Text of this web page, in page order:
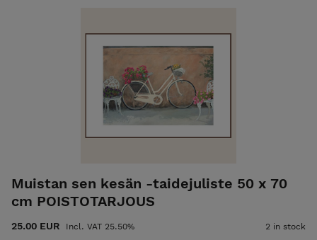
Muistan sen kesän -taidejuliste 50 x 70
cm POISTOTARJOUS
25.00 EUR Incl. VAT 25.50% 2 in stock